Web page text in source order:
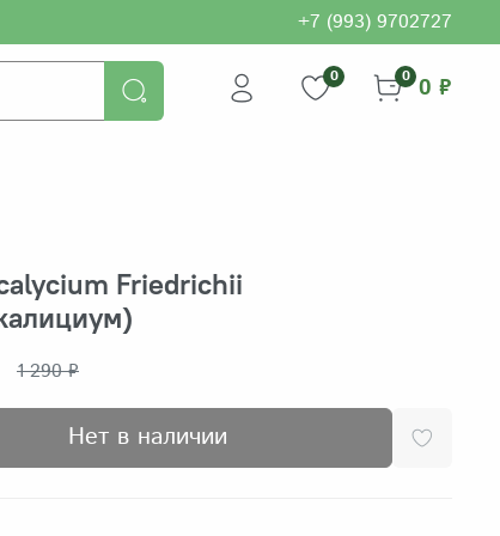
+7 (993) 9702727
0 0 0 ₽
Friedrichii
1 290 ₽
Нет в наличии